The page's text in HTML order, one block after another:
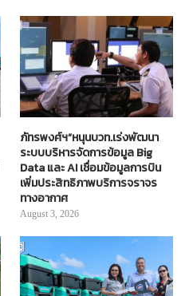
ภัทรพงศ์ฯ”หนุนบวท.เร่งพัฒนา
ระบบบริหารจัดการข้อมูล Big
Data และ AI เชื่อมข้อมูลการบิน
เพิ่มประสิทธิภาพบริการจราจร
ทางอากาศ
August 3, 2026